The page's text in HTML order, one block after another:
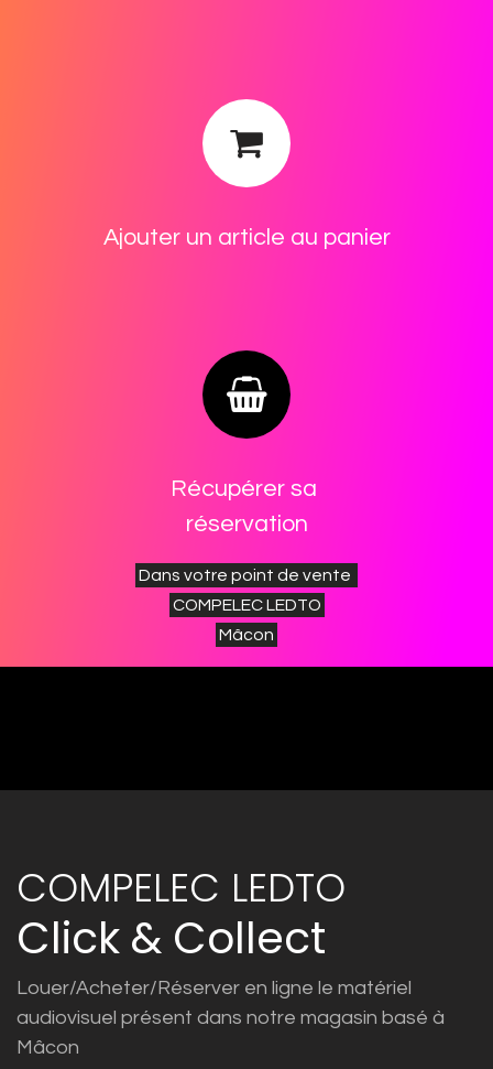
Ajouter un article au ​panier
Récupérer sa
réservation
Dans votre point de vente
COMPELEC LEDTO
Mâcon
COMPELEC LEDTO
Click & Collect
Louer/Acheter/Réserver en ligne le matériel
audiovisuel présent dans notre magasin basé à
Mâcon